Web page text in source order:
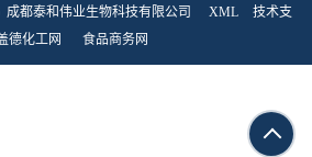
成都泰和伟业生物科技有限公司 XML
技术支
德化工网 食品商务网